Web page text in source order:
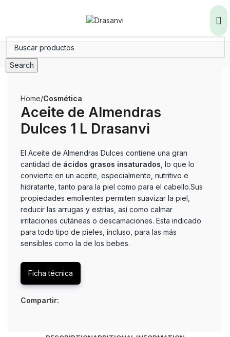
Search
Home Cosmética
Aceite de Almendras
Dulces 1 L Drasanvi
El Aceite de Almendras Dulces contiene una gran
cantidad de ácidos grasos insaturados , lo que lo
convierte en un aceite, especialmente, nutritivo e
hidratante, tanto para la piel como para el cabello.Sus
propiedades emolientes permiten suavizar la piel,
reducir las arrugas y estrías, así como calmar
irritaciones cutáneas o descamaciones. Esta indicado
para todo tipo de pieles, incluso, para las más
sensibles como la de los bebes.
Ficha técnica
Compartir: